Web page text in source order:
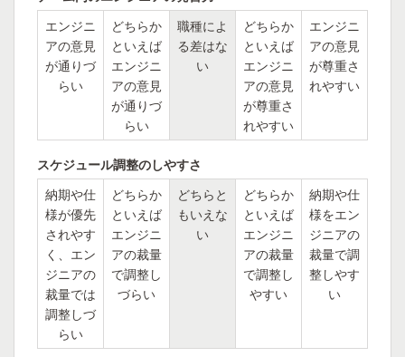
エンジニ
アの意見
が通りづ
らい
どちらか
といえば
エンジニ
アの意見
が通りづ
らい
職種によ
る差はな
い
どちらか
といえば
エンジニ
アの意見
が尊重さ
れやすい
エンジニ
アの意見
が尊重さ
れやすい
スケジュール調整のしやすさ
納期や仕
様が優先
されやす
く、エン
ジニアの
裁量では
調整しづ
らい
どちらか
といえば
エンジニ
アの裁量
で調整し
づらい
どちらと
もいえな
い
どちらか
といえば
エンジニ
アの裁量
で調整し
やすい
納期や仕
様をエン
ジニアの
裁量で調
整しやす
い